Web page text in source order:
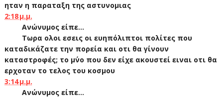
ηταν η παραταξη της αστυνομιας
2:18 μ.μ.
Ανώνυμος είπε...
Τωρα ολοι εσεις οι ευηπόλιπτοι πολίτες που
καταδικάζατε την πορεία και οτι θα γίνουν
καταστροφές; το μ΄νο που δεν είχε ακουστεί ειναι οτι θα
ερχοταν το τελος του κοσμου
3:14 μ.μ.
Ανώνυμος είπε...